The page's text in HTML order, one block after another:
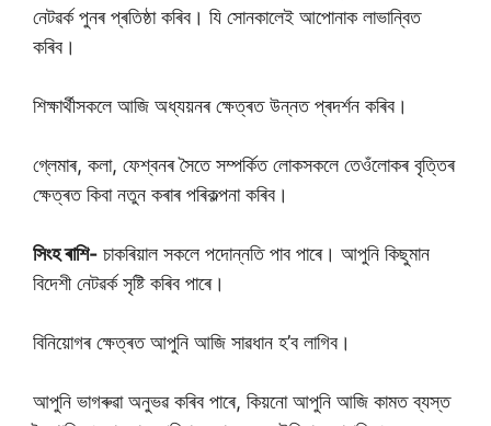
নেটৱৰ্ক পুনৰ প্ৰতিষ্ঠা কৰিব। যি সোনকালেই আপোনাক লাভান্বিত
কৰিব।
শিক্ষাৰ্থীসকলে আজি অধ্যয়নৰ ক্ষেত্ৰত উন্নত প্ৰদৰ্শন কৰিব।
গ্লেমাৰ, কলা, ফেশ্বনৰ সৈতে সম্পৰ্কিত লোকসকলে তেওঁলোকৰ বৃত্তিৰ
ক্ষেত্ৰত কিবা নতুন কৰাৰ পৰিকল্পনা কৰিব।
সিংহ ৰাশি- চাকৰিয়াল সকলে পদোন্নতি পাব পাৰে। আপুনি কিছুমান
বিদেশী নেটৱৰ্ক সৃষ্টি কৰিব পাৰে।
বিনিয়োগৰ ক্ষেত্ৰত আপুনি আজি সাৱধান হ’ব লাগিব।
আপুনি ভাগৰুৱা অনুভৱ কৰিব পাৰে, কিয়নো আপুনি আজি কামত ব্যস্ত